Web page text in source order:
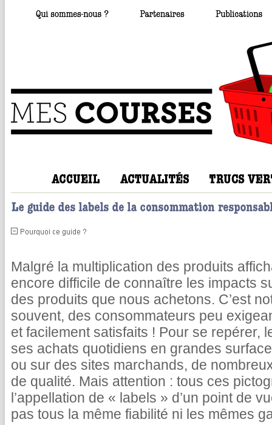
Malgré la multiplication des produits
encore difficile de connaître les impacts
des produits que nous achetons. C’est
souvent, des consommateurs peu
et facilement satisfaits ! Pour se repérer,
ses achats quotidiens en grandes
ou sur des sites marchands, de
de qualité. Mais attention : tous ces
l’appellation de « labels » d’un point de
pas tous la même fiabilité ni les mêmes